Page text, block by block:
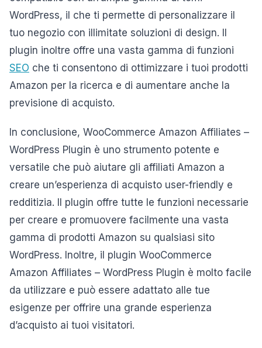
WordPress, il che ti permette di personalizzare il
tuo negozio con illimitate soluzioni di design. Il
plugin inoltre offre una vasta gamma di funzioni
SEO che ti consentono di ottimizzare i tuoi prodotti
Amazon per la ricerca e di aumentare anche la
previsione di acquisto.
In conclusione, WooCommerce Amazon Affiliates –
WordPress Plugin è uno strumento potente e
versatile che può aiutare gli affiliati Amazon a
creare un’esperienza di acquisto user-friendly e
redditizia. Il plugin offre tutte le funzioni necessarie
per creare e promuovere facilmente una vasta
gamma di prodotti Amazon su qualsiasi sito
WordPress. Inoltre, il plugin WooCommerce
Amazon Affiliates – WordPress Plugin è molto facile
da utilizzare e può essere adattato alle tue
esigenze per offrire una grande esperienza
d’acquisto ai tuoi visitatori.